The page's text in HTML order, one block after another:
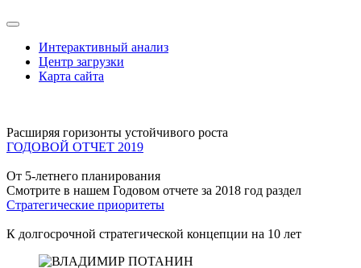
Интерактивный анализ
Центр загрузки
Карта сайта
Расширяя горизонты устойчивого роста
ГОДОВОЙ ОТЧЕТ 2019
От 5-летнего планирования
Смотрите в нашем Годовом отчете за 2018 год раздел
Стратегические приоритеты
К долгосрочной стратегической концепции на 10 лет